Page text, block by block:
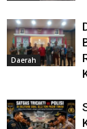
Daerah